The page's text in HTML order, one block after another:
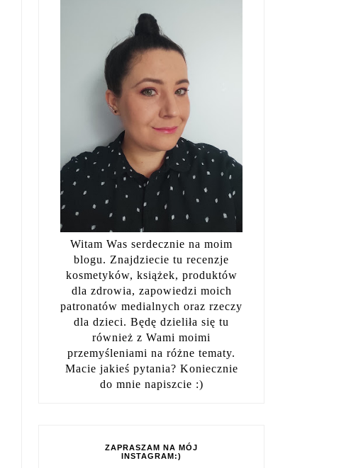
Witam Was serdecznie na moim
blogu. Znajdziecie tu recenzje
kosmetyków, książek, produktów
dla zdrowia, zapowiedzi moich
patronatów medialnych oraz rzeczy
dla dzieci. Będę dzieliła się tu
również z Wami moimi
przemyśleniami na różne tematy.
Macie jakieś pytania? Koniecznie
do mnie napiszcie :)
ZAPRASZAM NA MÓJ
INSTAGRAM:)